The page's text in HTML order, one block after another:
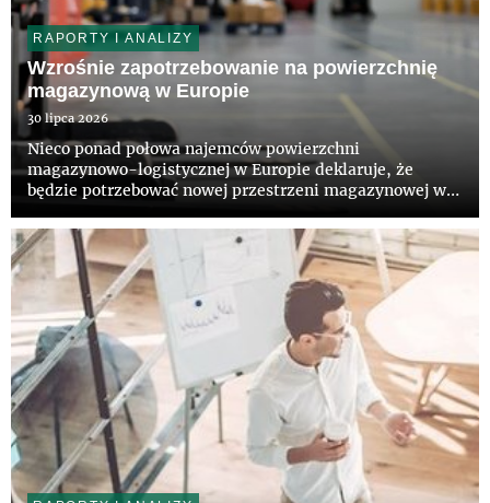
RAPORTY I ANALIZY
Wzrośnie zapotrzebowanie na powierzchnię
magazynową w Europie
30 lipca 2026
Nieco ponad połowa najemców powierzchni
magazynowo-logistycznej w Europie deklaruje, że
będzie potrzebować nowej przestrzeni magazynowej w
„European Logistics Occupier Survey 2026”,
przygotowanego przez CBRE i firmę A...